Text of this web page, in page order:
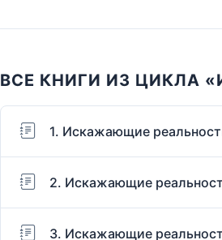
ВСЕ КНИГИ ИЗ ЦИКЛА
1. Искажающие
2. Искажающие
3. Искажающие